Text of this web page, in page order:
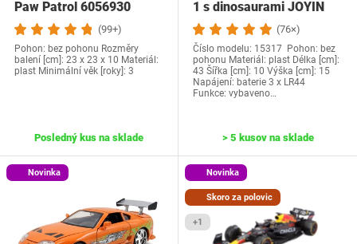
Paw Patrol ‎6056930
(99+)
Pohon: bez pohonu Rozměry
balení [cm]: 23 x 23 x 10 Materiál:
plast Minimální věk [roky]: 3
Posledný kus na sklade
1 s dinosaurami JOYIN
(76×)
Číslo modelu: 15317 Pohon: bez
pohonu Materiál: plast Délka [cm]:
43 Šířka [cm]: 10 Výška [cm]: 15
Napájení: baterie ‎3 x LR44
Funkce: vybaveno…
> 5 kusov na sklade
Novinka Novinka
Skoro za polovic
+1